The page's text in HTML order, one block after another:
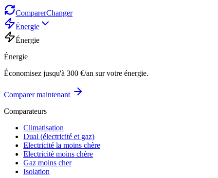
ComparerChanger
Énergie
Énergie
Énergie
Économisez jusqu'à 300 €/an sur votre énergie.
Comparer maintenant
Comparateurs
Climatisation
Dual (électricité et gaz)
Electricité la moins chère
Electricité moins chère
Gaz moins cher
Isolation